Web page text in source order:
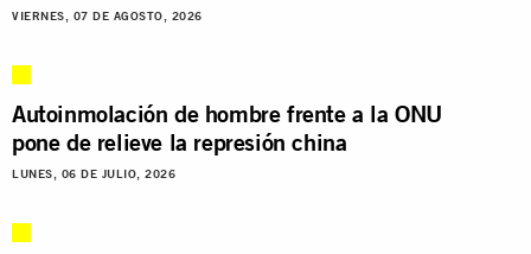
VIERNES, 07 DE AGOSTO, 2026
Autoinmolación de hombre frente a la ONU
pone de relieve la represión china
LUNES, 06 DE JULIO, 2026